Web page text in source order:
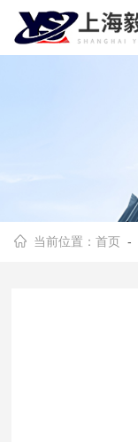
当前位置：首页 -